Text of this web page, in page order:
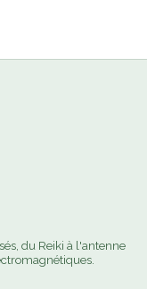
du Reiki à l'antenne